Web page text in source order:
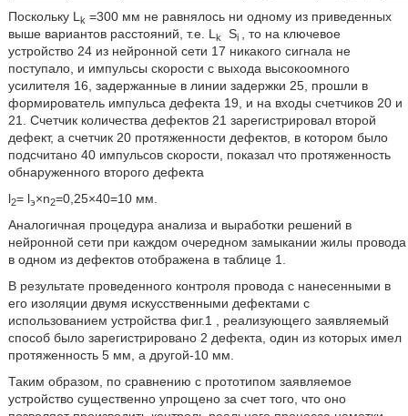
Поскольку Lk =300 мм не равнялось ни одному из приведенных
выше вариантов расстояний, т.е. Lk Si , то на ключевое
устройство 24 из нейронной сети 17 никакого сигнала не
поступало, и импульсы скорости с выхода высокоомного
усилителя 16, задержанные в линии задержки 25, прошли в
формирователь импульса дефекта 19, и на входы счетчиков 20 и
21. Счетчик количества дефектов 21 зарегистрировал второй
дефект, а счетчик 20 протяженности дефектов, в котором было
подсчитано 40 импульсов скорости, показал что протяженность
обнаруженного второго дефекта
l2= lэ×n2=0,25×40=10 мм.
Аналогичная процедура анализа и выработки решений в
нейронной сети при каждом очередном замыкании жилы провода
в одном из дефектов отображена в таблице 1.
В результате проведенного контроля провода с нанесенными в
его изоляции двумя искусственными дефектами с
использованием устройства фиг.1 , реализующего заявляемый
способ было зарегистрировано 2 дефекта, один из которых имел
протяженность 5 мм, а другой-10 мм.
Таким образом, по сравнению с прототипом заявляемое
устройство существенно упрощено за счет того, что оно